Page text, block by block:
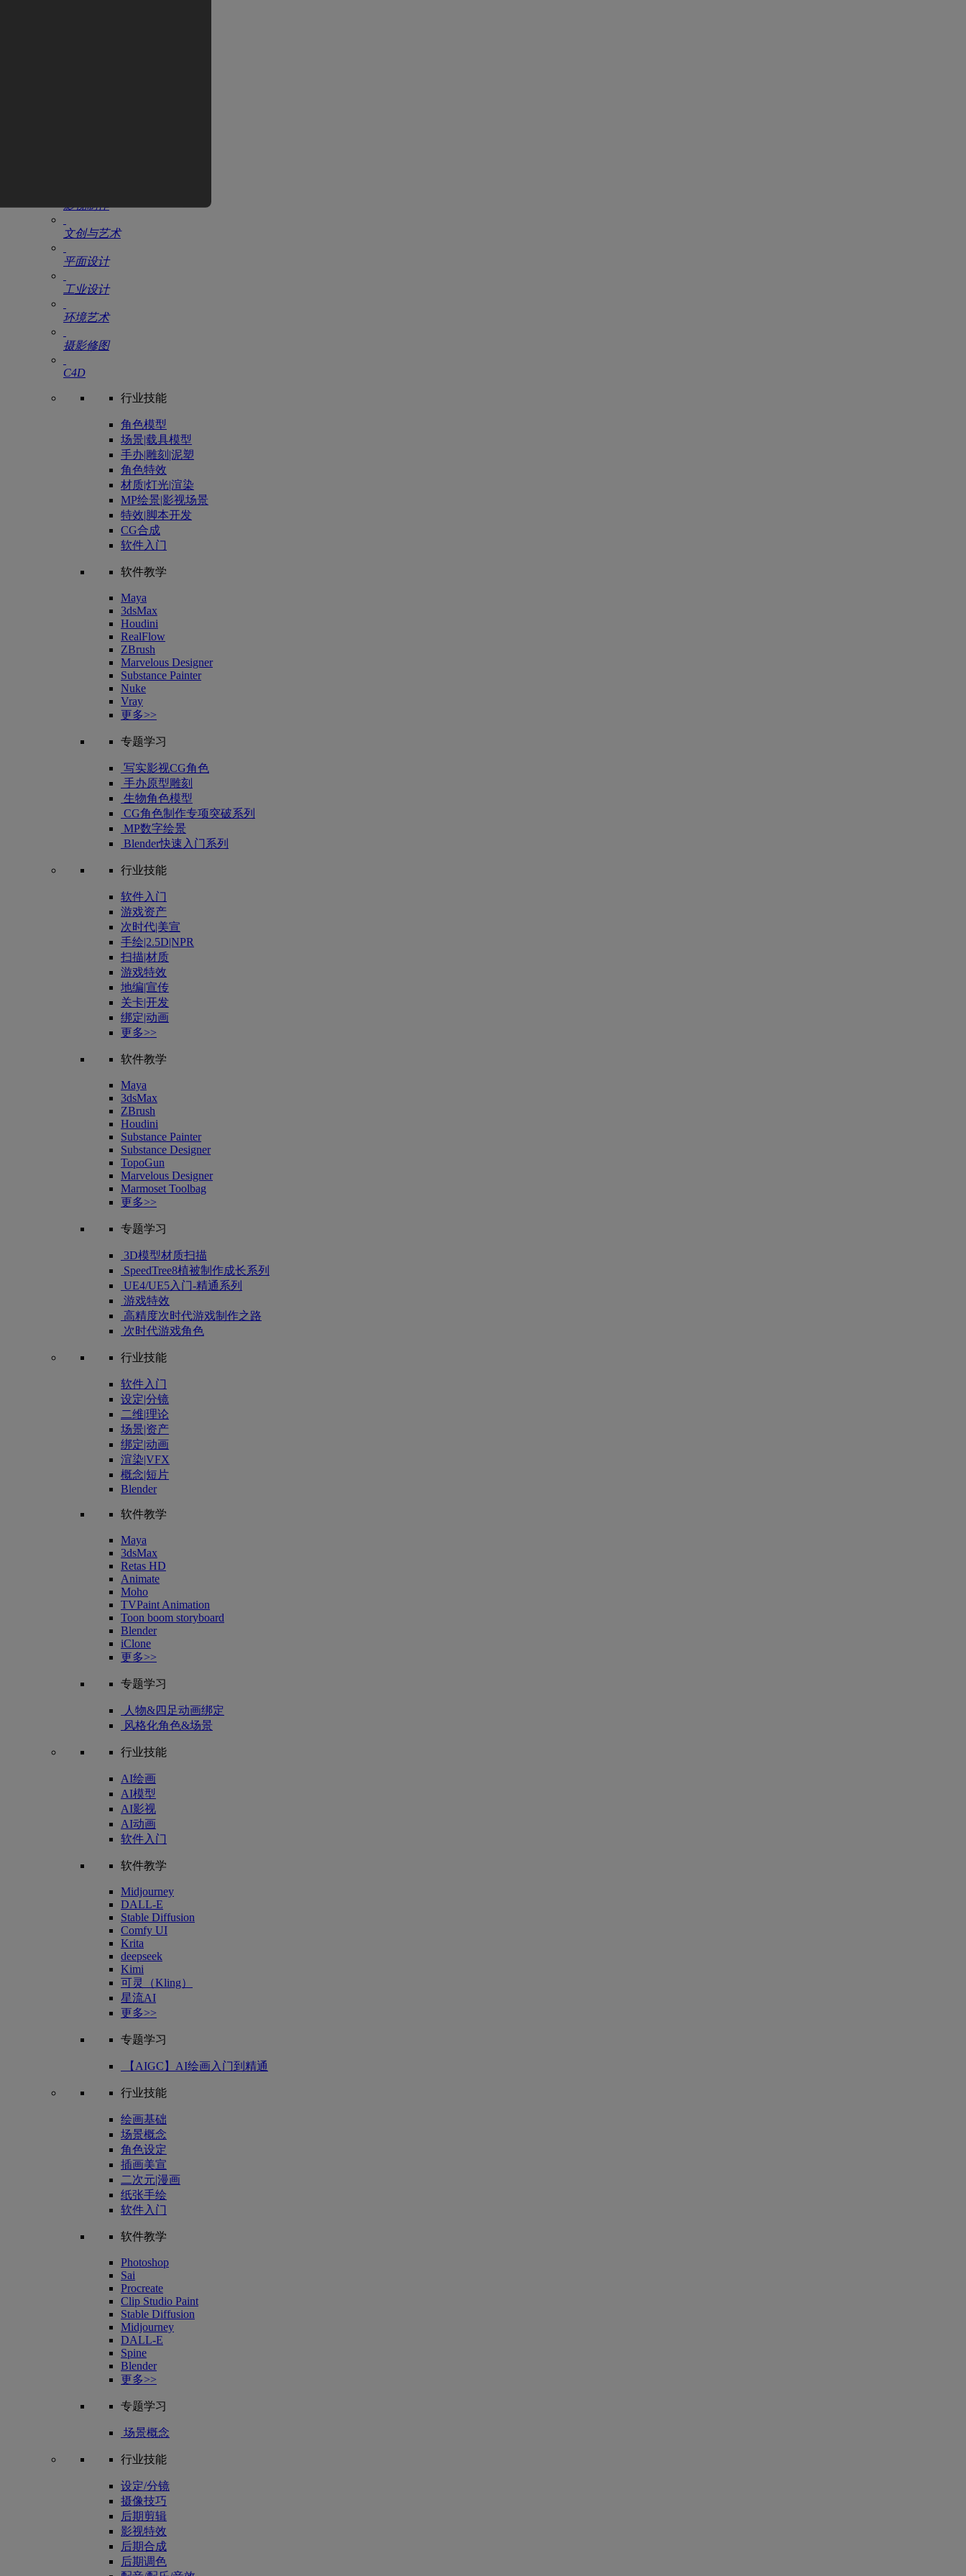
影视制作
文创与艺术
平面设计
工业设计
环境艺术
摄影修图
C4D
行业技能
角色模型
场景|载具模型
手办|雕刻|泥塑
角色特效
材质|灯光|渲染
MP绘景|影视场景
特效|脚本开发
CG合成
软件入门
软件教学
Maya
3dsMax
Houdini
RealFlow
ZBrush
Marvelous Designer
Substance Painter
Nuke
Vray
更多>>
专题学习
写实影视CG角色
手办原型雕刻
生物角色模型
CG角色制作专项突破系列
MP数字绘景
Blender快速入门系列
行业技能
软件入门
游戏资产
次时代|美宣
手绘|2.5D|NPR
扫描|材质
游戏特效
地编|宣传
关卡|开发
绑定|动画
更多>>
软件教学
Maya
3dsMax
ZBrush
Houdini
Substance Painter
Substance Designer
TopoGun
Marvelous Designer
Marmoset Toolbag
更多>>
专题学习
3D模型材质扫描
SpeedTree8植被制作成长系列
UE4/UE5入门-精通系列
游戏特效
高精度次时代游戏制作之路
次时代游戏角色
行业技能
软件入门
设定|分镜
二维|理论
场景|资产
绑定|动画
渲染|VFX
概念|短片
Blender
软件教学
Maya
3dsMax
Retas HD
Animate
Moho
TVPaint Animation
Toon boom storyboard
Blender
iClone
更多>>
专题学习
人物&四足动画绑定
风格化角色&场景
行业技能
AI绘画
AI模型
AI影视
AI动画
软件入门
软件教学
Midjourney
DALL-E
Stable Diffusion
Comfy UI
Krita
deepseek
Kimi
可灵（Kling）
星流AI
更多>>
专题学习
【AIGC】AI绘画入门到精通
行业技能
绘画基础
场景概念
角色设定
插画美宣
二次元|漫画
纸张手绘
软件入门
软件教学
Photoshop
Sai
Procreate
Clip Studio Paint
Stable Diffusion
Midjourney
DALL-E
Spine
Blender
更多>>
专题学习
场景概念
行业技能
设定/分镜
摄像技巧
后期剪辑
影视特效
后期合成
后期调色